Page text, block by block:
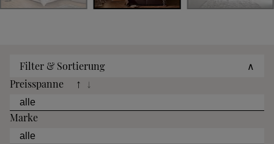
Filter & Sortierung
∧
Preisspanne
↑ ↓
Marke